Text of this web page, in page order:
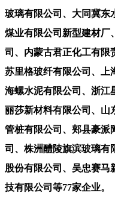
玻璃有限公司、大同冀东
煤业有限公司新型建材厂
司、内蒙古君正化工有限
苏里格玻纤有限公司、上
海螺水泥有限公司、浙江
丽莎新材料有限公司、山
管桩有限公司、郏县豪派
司、株洲醴陵旗滨玻璃有
股份有限公司、吴忠赛马
技有限公司等77家企业。